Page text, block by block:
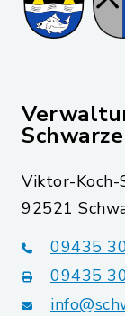
Viktor-Koch-
92521
09435
09435